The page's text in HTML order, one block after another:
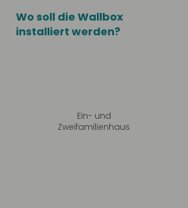
Wo soll die Wallbox
installiert werden?
Ein- und
Zweifamilienhaus